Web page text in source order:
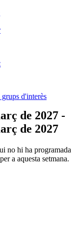
d'interès
de 2027 -
de 2027
no hi ha programada
a aquesta setmana.